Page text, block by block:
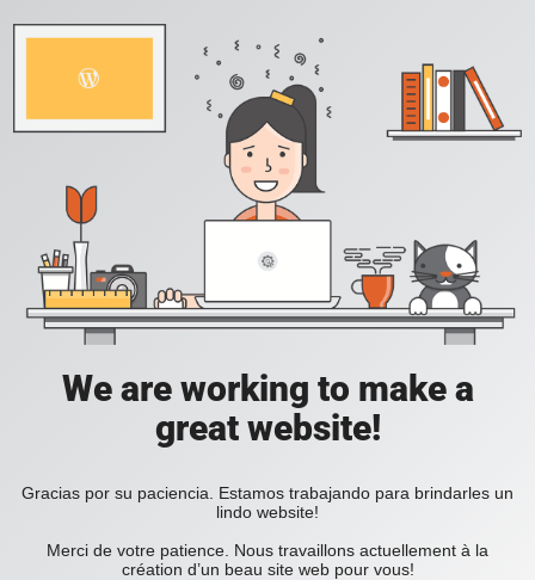
We are working to make a
great website!
Gracias por su paciencia. Estamos trabajando para brindarles un
lindo website!
Merci de votre patience. Nous travaillons actuellement à la
création d’un beau site web pour vous!